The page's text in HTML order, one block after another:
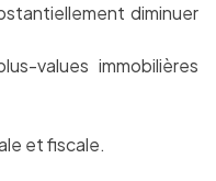
diminuer
values immobilières
et fiscale.